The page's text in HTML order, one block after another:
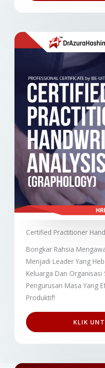
Certified Practitioner
Bongkar Rahsia
Menjadi Leader Yang
Keluarga Dan Organisasi
Pengurusan Masa Yang
Produktif!
KLIK